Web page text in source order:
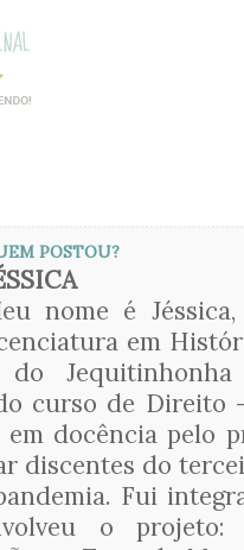
POSTOU?
nome é
em
do
curso de Direito -
em docência pelo
discentes do
Fui
o